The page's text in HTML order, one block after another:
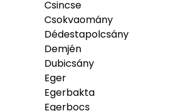
Csincse
Csokvaomány
Dédestapolcsány
Demjén
Dubicsány
Eger
Egerbakta
Egerbocs